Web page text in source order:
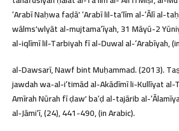
ʻArabī Naḥwa faḍāʼ ʻArabī lil-taʻlīm al-ʻĀlī al-
wālmsʼwlyāt al-mujtamaʻīyah, 31 Māyū-2
al-iqlīmī lil-Tarbiyah fī al-Duwal al-ʻArabīyah,
al-Dawsarī, Nawf bint Muḥammad. (2013).
jawdah wa-al-iʻtimād al-Akādīmī li-Kullīyat al-
Amīrah Nūrah fī ḍawʼ baʻḍ al-tajārib al-
al-Jāmiʻī, (24), 441-490, (in Arabic).